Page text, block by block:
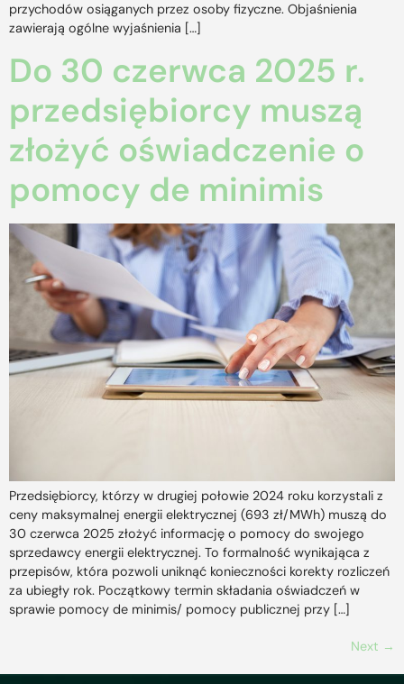
przychodów osiąganych przez osoby fizyczne. Objaśnienia
zawierają ogólne wyjaśnienia […]
Do 30 czerwca 2025 r.
przedsiębiorcy muszą
złożyć oświadczenie o
pomocy de minimis
Przedsiębiorcy, którzy w drugiej połowie 2024 roku korzystali z
ceny maksymalnej energii elektrycznej (693 zł/MWh) muszą do
30 czerwca 2025 złożyć informację o pomocy do swojego
sprzedawcy energii elektrycznej. To formalność wynikająca z
przepisów, która pozwoli uniknąć konieczności korekty rozliczeń
za ubiegły rok. Początkowy termin składania oświadczeń w
sprawie pomocy de minimis/ pomocy publicznej przy […]
Next →